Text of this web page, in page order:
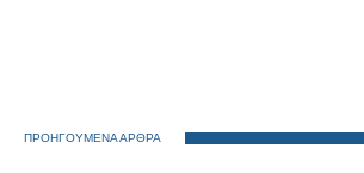
ΠΡΟΗΓΟΥΜΕΝΑ ΑΡΘΡΑ